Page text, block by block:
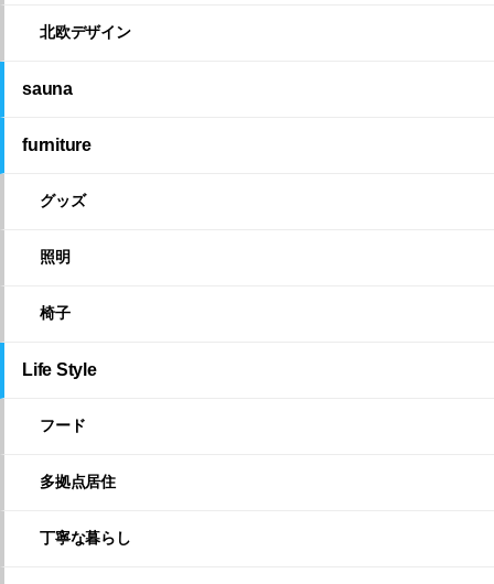
北欧デザイン
sauna
furniture
グッズ
照明
椅子
Life Style
フード
多拠点居住
丁寧な暮らし